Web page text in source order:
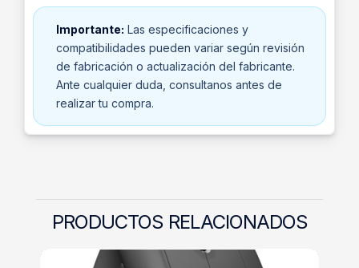
Importante: Las especificaciones y
compatibilidades pueden variar según revisión
de fabricación o actualización del fabricante.
Ante cualquier duda, consultanos antes de
realizar tu compra.
PRODUCTOS RELACIONADOS